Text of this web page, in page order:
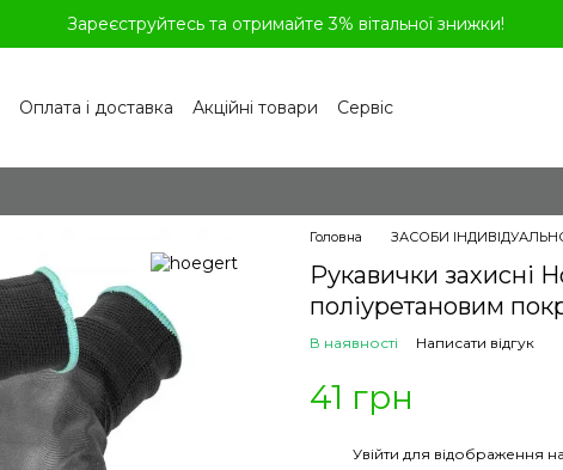
Зареєструйтесь та отримайте 3% вітальної знижки!
Оплата і доставка Акційні товари
Сервіс
Головна ЗАСОБИ
Рукавички захисні
поліуретановим
В наявності Написати відгук
41 грн
Увійти для відображення